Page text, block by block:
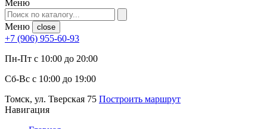
Меню
Меню close
+7 (906) 955-60-93
Пн-Пт с 10:00 до 20:00
Сб-Вс с 10:00 до 19:00
Томск, ул. Тверская 75 Построить маршрут
Навигация